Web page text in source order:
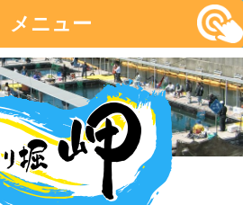
メニュー